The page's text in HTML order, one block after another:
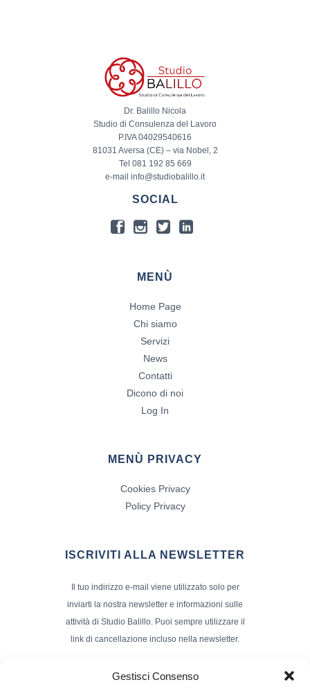
Gestisci Consenso
Dr. Balillo Nicola
Studio di Consulenza del Lavoro
P.IVA 04029540616
81031 Aversa (CE) – via Nobel, 2
Tel 081 192 85 669
e-mail info@studiobalillo.it
SOCIAL
MENÙ
Home Page
Chi siamo
Servizi
News
Contatti
Dicono di noi
Log In
MENÙ PRIVACY
Cookies Privacy
Policy Privacy
ISCRIVITI ALLA NEWSLETTER
Il tuo indirizzo e-mail viene utilizzato solo per
inviarti la nostra newsletter e informazioni sulle
attività di Studio Balillo. Puoi sempre utilizzare il
link di cancellazione incluso nella newsletter.